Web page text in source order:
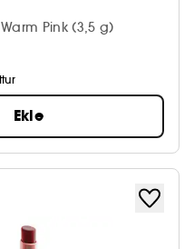
Pink (3,5 g)
Ekle